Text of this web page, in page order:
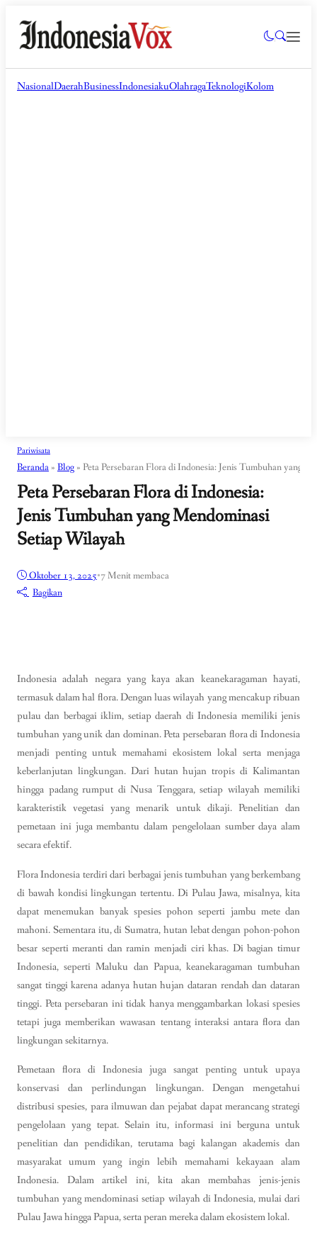
NasionalDaerahBusinessIndonesiakuOlahragaTeknologiKolom
Pariwisata
Beranda » Blog » Peta Persebaran Flora di Indonesia: Jenis Tumbuhan yang
Peta Persebaran Flora di Indonesia:
Jenis Tumbuhan yang Mendominasi
Setiap Wilayah
Oktober 13, 2025•7 Menit membaca
Bagikan
Indonesia adalah negara yang kaya akan keanekaragaman hayati,
termasuk dalam hal flora. Dengan luas wilayah yang mencakup ribuan
pulau dan berbagai iklim, setiap daerah di Indonesia memiliki jenis
tumbuhan yang unik dan dominan. Peta persebaran flora di Indonesia
menjadi penting untuk memahami ekosistem lokal serta menjaga
keberlanjutan lingkungan. Dari hutan hujan tropis di Kalimantan
hingga padang rumput di Nusa Tenggara, setiap wilayah memiliki
karakteristik vegetasi yang menarik untuk dikaji. Penelitian dan
pemetaan ini juga membantu dalam pengelolaan sumber daya alam
secara efektif.
Flora Indonesia terdiri dari berbagai jenis tumbuhan yang berkembang
di bawah kondisi lingkungan tertentu. Di Pulau Jawa, misalnya, kita
dapat menemukan banyak spesies pohon seperti jambu mete dan
mahoni. Sementara itu, di Sumatra, hutan lebat dengan pohon-pohon
besar seperti meranti dan ramin menjadi ciri khas. Di bagian timur
Indonesia, seperti Maluku dan Papua, keanekaragaman tumbuhan
sangat tinggi karena adanya hutan hujan dataran rendah dan dataran
tinggi. Peta persebaran ini tidak hanya menggambarkan lokasi spesies
tetapi juga memberikan wawasan tentang interaksi antara flora dan
lingkungan sekitarnya.
Pemetaan flora di Indonesia juga sangat penting untuk upaya
konservasi dan perlindungan lingkungan. Dengan mengetahui
distribusi spesies, para ilmuwan dan pejabat dapat merancang strategi
pengelolaan yang tepat. Selain itu, informasi ini berguna untuk
penelitian dan pendidikan, terutama bagi kalangan akademis dan
masyarakat umum yang ingin lebih memahami kekayaan alam
Indonesia. Dalam artikel ini, kita akan membahas jenis-jenis
tumbuhan yang mendominasi setiap wilayah di Indonesia, mulai dari
Pulau Jawa hingga Papua, serta peran mereka dalam ekosistem lokal.